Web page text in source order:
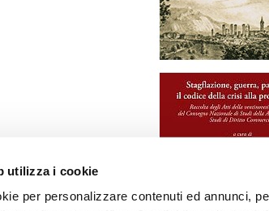
utilizza i cookie
per personalizzare contenuti ed annunci,